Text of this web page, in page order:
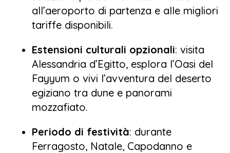
all’aeroporto di partenza e alle migliori
tariffe disponibili.
Estensioni culturali opzionali: visita
Alessandria d’Egitto, esplora l’Oasi del
Fayyum o vivi l’avventura del deserto
egiziano tra dune e panorami
mozzafiato.
Periodo di festività: durante
Ferragosto, Natale, Capodanno e